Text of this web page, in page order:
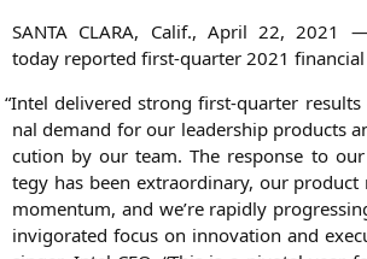
SANTA CLARA, Calif., April 22, 2021
today repor­ted first-quar­ter 2021 finan­cial
“Intel deli­ver­ed strong first-quar­ter
nal demand for our lea­der­ship pro­ducts
cu­ti­on by our team. The respon­se to
tegy has been extra­or­di­na­ry, our
momen­tum, and we’re rapidly
invi­go­ra­ted focus on inno­va­ti­on and